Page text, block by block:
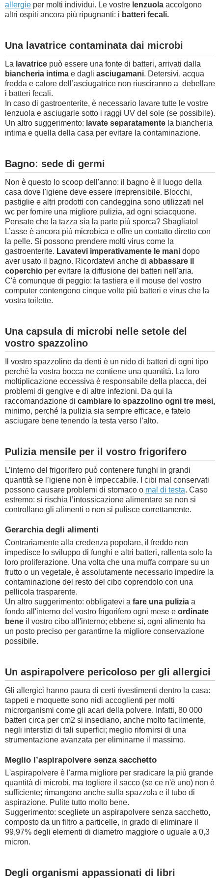
allergie per molti individui. Le vostre lenzuola accolgono
altri ospiti ancora più ripugnanti: i batteri fecali.
Una lavatrice contaminata dai microbi
La lavatrice può essere una fonte di batteri, arrivati dalla
biancheria intima e dagli asciugamani. Detersivi, acqua
fredda e calore dell’asciugatrice non riusciranno a debellare
i batteri fecali.
In caso di gastroenterite, è necessario lavare tutte le vostre
lenzuola e asciugarle sotto i raggi UV del sole (se possibile).
Un altro suggerimento: lavate separatamente la biancheria
intima e quella della casa per evitare la contaminazione.
Bagno: sede di germi
Non è questo lo scoop dell'anno: il bagno è il luogo della
casa dove l'igiene deve essere irreprensibile. Blocchi,
pastiglie e altri prodotti con candeggina sono utilizzati nel
wc per fornire una migliore pulizia, ad ogni sciacquone.
Pensate che la tazza sia la parte più sporca? Sbagliato!
L’asse è ancora più microbica e offre un contatto diretto con
la pelle. Si possono prendere molti virus come la
gastroenterite. Lavatevi imperativamente le mani dopo
aver usato il bagno. Ricordatevi anche di abbassare il
coperchio per evitare la diffusione dei batteri nell'aria.
C'è comunque di peggio: la tastiera e il mouse del vostro
computer contengono cinque volte più batteri e virus che la
vostra toilette.
Una capsula di microbi nelle setole del
vostro spazzolino
Il vostro spazzolino da denti è un nido di batteri di ogni tipo
perché la vostra bocca ne contiene una quantità. La loro
moltiplicazione eccessiva è responsabile della placca, dei
problemi di gengive e di altre infezioni. Da qui la
raccomandazione di cambiare lo spazzolino ogni tre mesi,
minimo, perché la pulizia sia sempre efficace, e fatelo
asciugare bene tenendo la testa verso l’alto.
Pulizia mensile per il vostro frigorifero
L’interno del frigorifero può contenere funghi in grandi
quantità se l’igiene non è impeccabile. I cibi mal conservati
possono causare problemi di stomaco o mal di testa. Caso
estremo: si rischia l’intossicazione alimentare se non si
controllano gli alimenti o non si pulisce correttamente.
Gerarchia degli alimenti
Contrariamente alla credenza popolare, il freddo non
impedisce lo sviluppo di funghi e altri batteri, rallenta solo la
loro proliferazione. Una volta che una muffa compare su un
frutto o un vegetale, è assolutamente necessario impedire la
contaminazione del resto del cibo coprendolo con una
pellicola trasparente.
Un altro suggerimento: obbligatevi a fare una pulizia a
fondo all'interno del vostro frigorifero ogni mese e ordinate
bene il vostro cibo all'interno; ebbene sì, ogni alimento ha
un posto preciso per garantirne la migliore conservazione
possibile.
Un aspirapolvere pericoloso per gli allergici
Gli allergici hanno paura di certi rivestimenti dentro la casa:
tappeti e moquette sono nidi accoglienti per molti
microrganismi come gli acari della polvere. Infatti, 80 000
batteri circa per cm2 si insediano, anche molto facilmente,
negli interstizi di tali superfici; meglio rifornirsi di una
strumentazione avanzata per eliminarne il massimo.
Meglio l’aspirapolvere senza sacchetto
L'aspirapolvere è l'arma migliore per sradicare la più grande
quantità di microbi, ma togliere il sacco (se ce n'è uno) non è
sufficiente; rimangono anche sulla spazzola e il tubo di
aspirazione. Pulite tutto molto bene.
Suggerimento: scegliete un aspirapolvere senza sacchetto,
composto da un filtro a particelle, in grado di eliminare il
99,97% degli elementi di diametro maggiore o uguale a 0,3
micron.
Degli organismi appassionati di libri